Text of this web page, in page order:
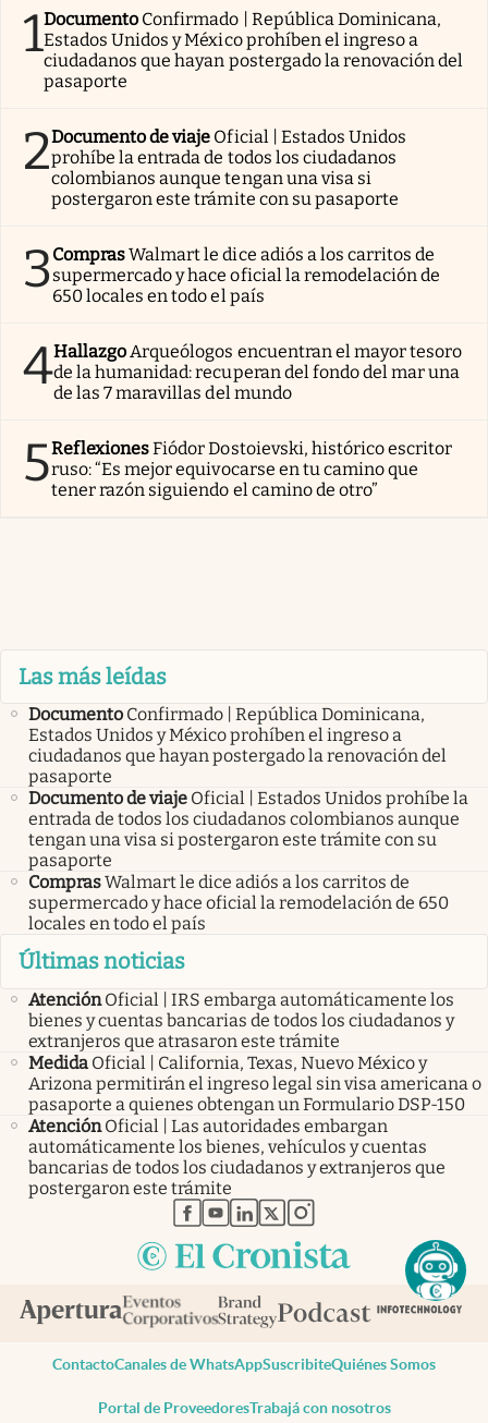
1Documento Confirmado | República Dominicana,
Estados Unidos y México prohíben el ingreso a
ciudadanos que hayan postergado la renovación del
pasaporte
2Documento de viaje Oficial | Estados Unidos
prohíbe la entrada de todos los ciudadanos
colombianos aunque tengan una visa si
postergaron este trámite con su pasaporte
3ComprasWalmart le dice adiós a los carritos de
supermercado y hace oficial la remodelación de
650 locales en todo el país
4Hallazgo Arqueólogos encuentran el mayor tesoro
de la humanidad: recuperan del fondo del mar una
de las 7 maravillas del mundo
5ReflexionesFiódor Dostoievski, histórico escritor
ruso: “Es mejor equivocarse en tu camino que
tener razón siguiendo el camino de otro”
Las más leídas
Documento Confirmado | República Dominicana,
Estados Unidos y México prohíben el ingreso a
ciudadanos que hayan postergado la renovación del
pasaporte
Documento de viaje Oficial | Estados Unidos prohíbe la
entrada de todos los ciudadanos colombianos aunque
tengan una visa si postergaron este trámite con su
pasaporte
ComprasWalmart le dice adiós a los carritos de
supermercado y hace oficial la remodelación de 650
locales en todo el país
Últimas noticias
Atención Oficial | IRS embarga automáticamente los
bienes y cuentas bancarias de todos los ciudadanos y
extranjeros que atrasaron este trámite
Medida Oficial | California, Texas, Nuevo México y
Arizona permitirán el ingreso legal sin visa americana o
pasaporte a quienes obtengan un Formulario DSP-150
Atención Oficial | Las autoridades embargan
automáticamente los bienes, vehículos y cuentas
bancarias de todos los ciudadanos y extranjeros que
postergaron este trámite
abre en nueva pestaña
abre en nueva pestaña
abre en nueva pestaña
abre en nueva pestaña
abre en nueva pestaña
ContactoCanales de WhatsAppSuscribiteQuiénes Somos
Portal de ProveedoresTrabajá con nosotros